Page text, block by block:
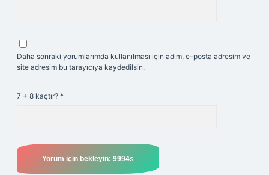
Daha sonraki yorumlarımda kullanılması için adım, e-posta adresim ve
site adresim bu tarayıcıya kaydedilsin.
7 + 8 kaçtır? *